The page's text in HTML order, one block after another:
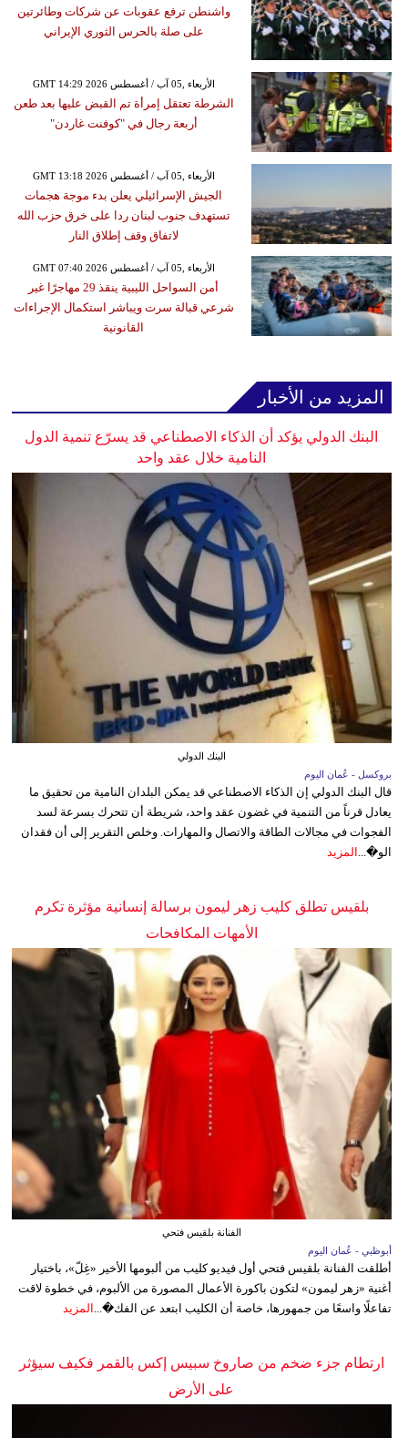
واشنطن ترفع عقوبات عن شركات وطائرتين
على صلة بالحرس الثوري الإيراني
GMT 14:29 2026 الأربعاء ,05 آب / أغسطس
الشرطة تعتقل إمرأة تم القبض عليها بعد طعن
أربعة رجال في "كوفنت غاردن"
GMT 13:18 2026 الأربعاء ,05 آب / أغسطس
الجيش الإسرائيلي يعلن بدء موجة هجمات
تستهدف جنوب لبنان ردا على خرق حزب الله
لاتفاق وقف إطلاق النار
GMT 07:40 2026 الأربعاء ,05 آب / أغسطس
أمن السواحل الليبية ينقذ 29 مهاجرًا غير
شرعي قبالة سرت ويباشر استكمال الإجراءات
القانونية
المزيد من الأخبار
البنك الدولي يؤكد أن الذكاء الاصطناعي قد يسرّع تنمية الدول
النامية خلال عقد واحد
البنك الدولي
بروكسل - عُمان اليوم
قال البنك الدولي إن الذكاء الاصطناعي قد يمكن البلدان النامية من تحقيق ما
يعادل قرناً من التنمية في غضون عقد واحد، شريطة أن تتحرك بسرعة لسد
الفجوات في مجالات الطاقة والاتصال والمهارات. وخلص التقرير إلى أن فقدان
الو�... المزيد
بلقيس تطلق كليب زهر ليمون برسالة إنسانية مؤثرة تكرم
الأمهات المكافحات
الفنانة بلقيس فتحي
أبوظبي - عُمان اليوم
أطلقت الفنانة بلقيس فتحي أول فيديو كليب من ألبومها الأخير «غِلّ»، باختيار
أغنية «زهر ليمون» لتكون باكورة الأعمال المصورة من الألبوم، في خطوة لاقت
تفاعلًا واسعًا من جمهورها، خاصة أن الكليب ابتعد عن الفك�... المزيد
ارتطام جزء ضخم من صاروخ سبيس إكس بالقمر فكيف سيؤثر
على الأرض